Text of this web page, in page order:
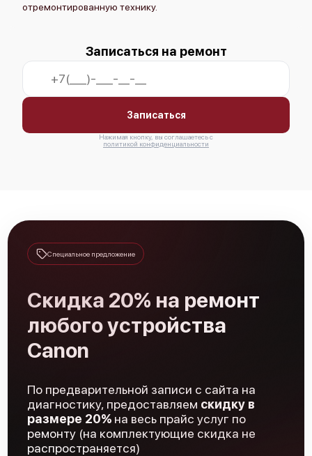
отремонтированную технику.
Записаться на ремонт
Записаться
Нажимая кнопку, вы соглашаетесь с
политикой конфиденциальности
Специальное предложение
Скидка 20% на ремонт
любого устройства
Canon
По предварительной записи с сайта на
диагностику, предоставляем скидку в
размере 20% на весь прайс услуг по
ремонту (на комплектующие скидка не
распространяется)